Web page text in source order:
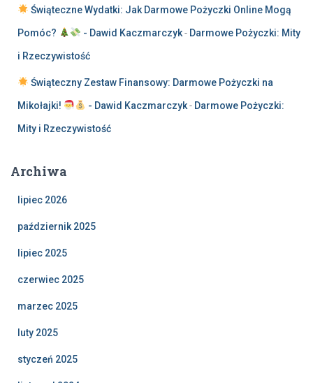
Świąteczne Wydatki: Jak Darmowe Pożyczki Online Mogą
Pomóc? - Dawid Kaczmarczyk- Darmowe Pożyczki: Mity
i Rzeczywistość
Świąteczny Zestaw Finansowy: Darmowe Pożyczki na
Mikołajki! - Dawid Kaczmarczyk- Darmowe Pożyczki:
Mity i Rzeczywistość
Archiwa
lipiec 2026
październik 2025
lipiec 2025
czerwiec 2025
marzec 2025
luty 2025
styczeń 2025